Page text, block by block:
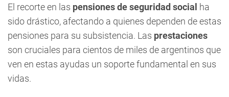
El recorte en las pensiones de seguridad social ha
sido drástico, afectando a quienes dependen de estas
pensiones para su subsistencia. Las prestaciones
son cruciales para cientos de miles de argentinos que
ven en estas ayudas un soporte fundamental en sus
vidas.